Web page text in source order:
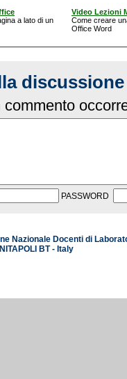
a lato di un
Video Lezioni
Come creare
Office Word
discussione
PASSWORD
Nazionale Docenti di
BT - Italy